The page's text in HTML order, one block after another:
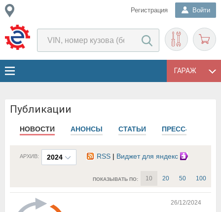
Регистрация Войти
ГАРАЖ
Публикации
НОВОСТИ АНОНСЫ СТАТЬИ ПРЕСС-РЕЛИЗЫ
2024
АРХИВ: RSS | Виджет для яндекс
ПОКАЗЫВАТЬ ПО: 10 20 50 100
26/12/2024